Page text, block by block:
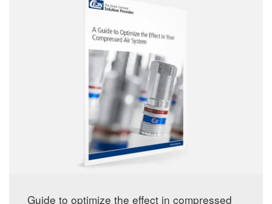
Guide to optimize the effect in compressed